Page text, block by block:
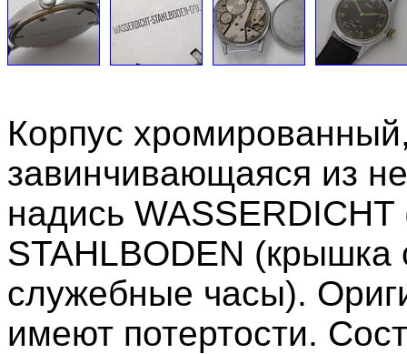
Корпус
завинчивающаяся из
надись WASSERDICHT
STAHLBODEN (крышка
служебные часы).
имеют потертости.